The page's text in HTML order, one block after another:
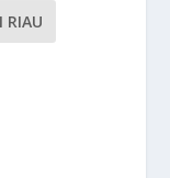
RIAU